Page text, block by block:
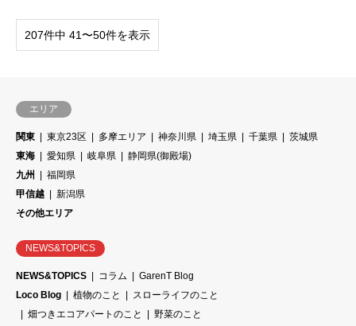
207件中 41〜50件を表示
エリア
関東 東京23区 多摩エリア 神奈川県 埼玉県 千葉県
茨城県
東海
愛知県 岐阜県
静岡県(御殿場)
九州
福岡県
甲信越
新潟県
その他エリア
NEWS&TOPICS
NEWS&TOPICS コラム
GarenT Blog
Loco Blog
植物のこと
スローライフのこと
畑つきエコアパートのこと
野菜のこと